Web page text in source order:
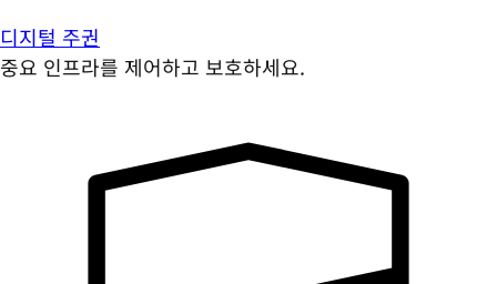
디지털 주권
중요 인프라를 제어하고 보호하세요.